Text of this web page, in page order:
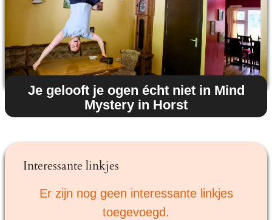
Je gelooft je ogen écht niet in Mind
Mystery in Horst
Interessante linkjes
Er zijn nog geen interessante linkjes
toegevoegd.